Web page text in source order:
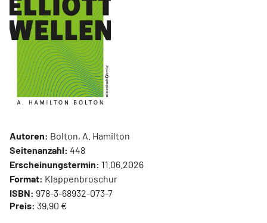
Autoren: Bolton, A. Hamilton
Seitenanzahl: 448
Erscheinungstermin: 11.06.2026
Format: Klappenbroschur
ISBN: 978-3-68932-073-7
Preis: 39,90 €